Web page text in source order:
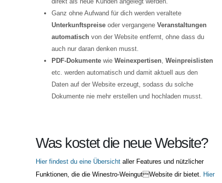
Ganz ohne Aufwand für dich werden veraltete
Unterkunftspreise oder vergangene Veranstaltungen
automatisch von der Website entfernt, ohne dass du
auch nur daran denken musst.
PDF-Dokumente wie Weinexpertisen, Weinpreislisten
etc. werden automatisch und damit aktuell aus den
Daten auf der Website erzeugt, sodass du solche
Dokumente nie mehr erstellen und hochladen musst.
Was kostet die neue Website?
Hier findest du eine Übersicht aller Features und nützlicher
Funktionen, die die Winestro-WeingutWebsite dir bietet. Hier